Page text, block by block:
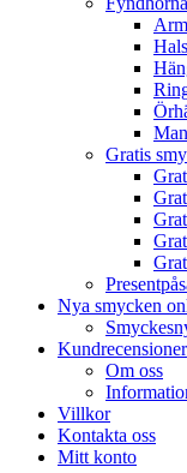
Gratis
Nya smycken
Kundrecensioner
Om oss
Villkor
Kontakta oss
Mitt konto